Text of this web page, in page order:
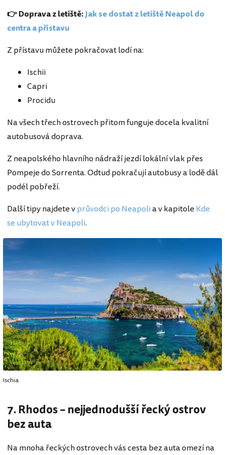
👉 Doprava z letiště:Jak se dostat z letiště Neapol do
centra a přístavu
Z přístavu můžete pokračovat lodí na:
Ischii
Capri
Procidu
Na všech třech ostrovech přitom funguje docela kvalitní
autobusová doprava.
Z neapolského hlavního nádraží jezdí lokální vlak přes
Pompeje do Sorrenta. Odtud pokračují autobusy a lodě dál
podél pobřeží.
Další tipy najdete vprůvodci po Neapolia v kapitole Kde
se ubytovat v Neapoli.
Ischia
7. Rhodos – nejjednodušší řecký ostrov
bez auta
Na mnoha řeckých ostrovech vás cesta bez auta omezí na